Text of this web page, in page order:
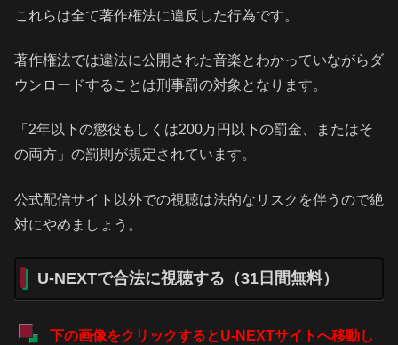
これらは全て著作権法に違反した行為です。
著作権法では違法に公開された音楽とわかっていながらダ
ウンロードすることは刑事罰の対象となります。
「2年以下の懲役もしくは200万円以下の罰金、またはそ
の両方」の罰則が規定されています。
公式配信サイト以外での視聴は法的なリスクを伴うので絶
対にやめましょう。
U-NEXTで合法に視聴する（31日間無料）
下の画像をクリックするとU-NEXTサイトへ移動し